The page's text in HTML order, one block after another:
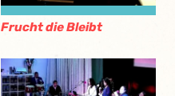
Frucht die Bleibt